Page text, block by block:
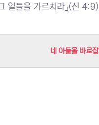
일들을 가르치라』(신
네 아들을 바로